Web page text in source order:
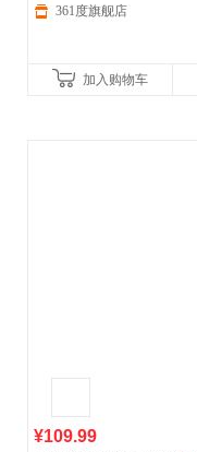
361度旗舰店
加入购物车
¥109.99